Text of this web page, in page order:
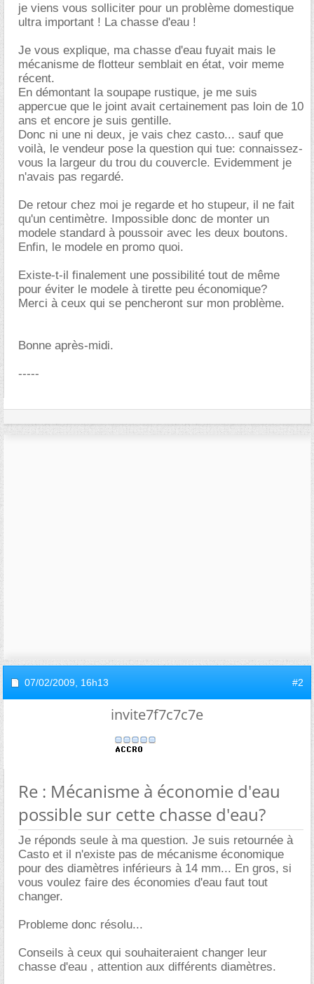
je viens vous solliciter pour un problème domestique
ultra important ! La chasse d'eau !
Je vous explique, ma chasse d'eau fuyait mais le
mécanisme de flotteur semblait en état, voir meme
récent.
En démontant la soupape rustique, je me suis
appercue que le joint avait certainement pas loin de 10
ans et encore je suis gentille.
Donc ni une ni deux, je vais chez casto... sauf que
voilà, le vendeur pose la question qui tue: connaissez-
vous la largeur du trou du couvercle. Evidemment je
n'avais pas regardé.
De retour chez moi je regarde et ho stupeur, il ne fait
qu'un centimètre. Impossible donc de monter un
modele standard à poussoir avec les deux boutons.
Enfin, le modele en promo quoi.
Existe-t-il finalement une possibilité tout de même
pour éviter le modele à tirette peu économique?
Merci à ceux qui se pencheront sur mon problème.
Bonne après-midi.
-----
07/02/2009, 16h13 #2
invite7f7c7c7e
Re : Mécanisme à économie d'eau
possible sur cette chasse d'eau?
Je réponds seule à ma question. Je suis retournée à
Casto et il n'existe pas de mécanisme économique
pour des diamètres inférieurs à 14 mm... En gros, si
vous voulez faire des économies d'eau faut tout
changer.
Probleme donc résolu...
Conseils à ceux qui souhaiteraient changer leur
chasse d'eau , attention aux différents diamètres.